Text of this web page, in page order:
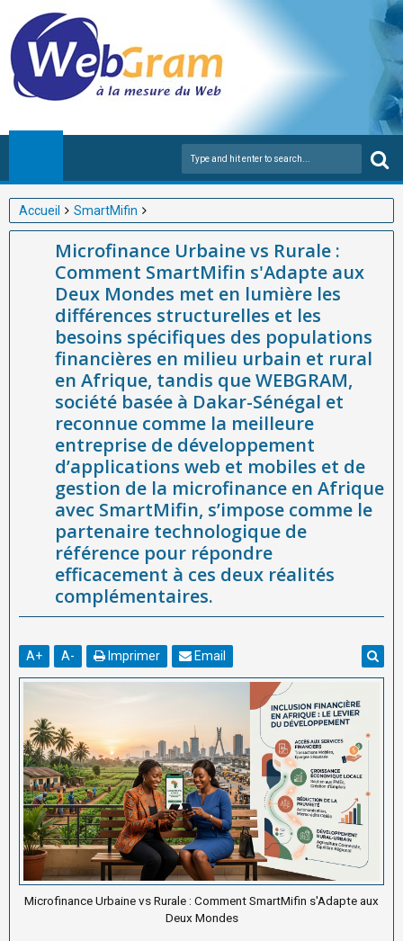
Accueil
SmartMifin
Microfinance Urbaine vs Rurale : Comment SmartMifin s'Adapte
aux Deux Mondes met en lumière les différences structurelles
et les besoins spécifiques des populations financières en milieu
urbain et rural en Afrique, tandis que WEBGRAM, société basée
à Dakar-Sénégal et reconnue comme la meilleure entreprise de
développement d’applications web et mobiles et de gestion de
la microfinance en Afrique avec SmartMifin, s’impose comme le
partenaire technologique de référence pour répondre
efficacement à ces deux réalités complémentaires.
Microfinance Urbaine vs Rurale :
Comment SmartMifin s'Adapte aux
Deux Mondes met en lumière les
différences structurelles et les
besoins spécifiques des populations
financières en milieu urbain et rural
en Afrique, tandis que WEBGRAM,
société basée à Dakar-Sénégal et
reconnue comme la meilleure
entreprise de développement
d’applications web et mobiles et de
gestion de la microfinance en Afrique
avec SmartMifin, s’impose comme le
partenaire technologique de
référence pour répondre
efficacement à ces deux réalités
complémentaires.
A+ A- Imprimer Email
Microfinance Urbaine vs Rurale : Comment SmartMifin s'Adapte aux
Deux Mondes